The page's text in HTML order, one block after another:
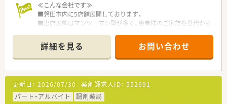
≪こんな会社です≫
■磐田市内に5店舗展開しております。
■出店形態はマンツーマン型が多く、患者様のご家族各世代から
■かかりつけ薬局として従業員は積極的に認定薬剤師を取得し
ております。
■今後も同地域に根ざした地域医療、無理な異動の心配もござい
ません。
詳細を見る お問い合わせ
更新日： 2026/07/30 薬剤師求人ID： 552691
パート・アルバイト
調剤薬局